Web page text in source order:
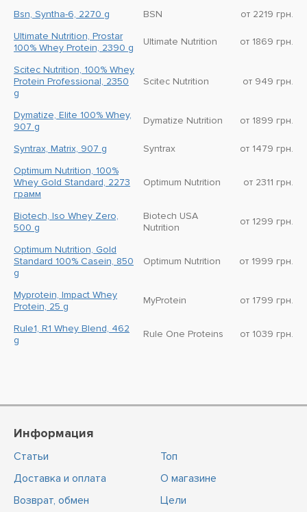
Bsn, Syntha-6, 2270 g
BSN
от 2219 грн.
Ultimate Nutrition, Prostar
100% Whey Protein, 2390 g
Ultimate Nutrition от 1869 грн.
Scitec Nutrition, 100% Whey
Protein Professional, 2350
g
Scitec Nutrition от 949 грн.
Dymatize, Elite 100% Whey,
907 g
Dymatize Nutrition от 1899 грн.
Syntrax, Matrix, 907 g Syntrax
от 1479 грн.
Optimum Nutrition, 100%
Whey Gold Standard, 2273
грамм
Optimum Nutrition от 2311 грн.
Biotech, Iso Whey Zero,
500 g
Biotech USA
Nutrition
от 1299 грн.
Optimum Nutrition, Gold
Standard 100% Casein, 850
g
Optimum Nutrition от 1999 грн.
Myprotein, Impact Whey
Protein, 25 g
MyProtein от 1799 грн.
Rule1, R1 Whey Blend, 462
g
Rule One Proteins от 1039 грн.
Информация
Статьи
Доставка и оплата
Возврат, обмен
Топ
О магазине
Цели